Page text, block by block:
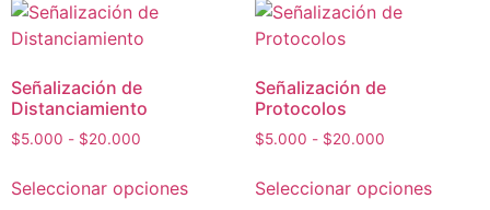
Señalización de
Distanciamiento
$5.000 - $20.000
Seleccionar opciones
Señalización de
Protocolos
$5.000 - $20.000
Seleccionar opciones